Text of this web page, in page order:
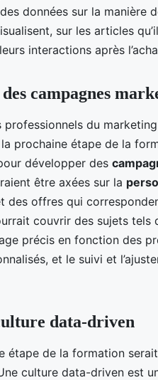
données sur la manière
sur les articles
interactions après
campagnes
professionnels du
prochaine étape de la
développer des
être axées sur la
des offres qui
couvrir des sujets
précis en fonction des
et le suivi et
data-driven
étape de la formation
culture data-driven est